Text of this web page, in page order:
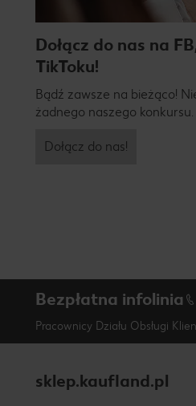
Dołącz do nas na
TikToku!
Bądź zawsze na bieżąco!
żadnego naszego
Dołącz do nas!
Bezpłatna infolinia
Pracownicy Działu Obsługi
sklep.kaufland.pl